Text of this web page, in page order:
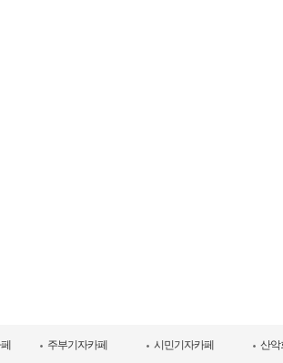
주부기자카페 시민기자카페 산악